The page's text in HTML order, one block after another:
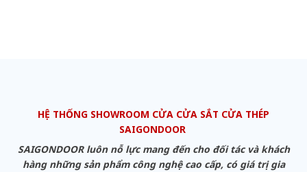
HỆ THỐNG SHOWROOM CỬA CỬA SẮT CỬA THÉP
SAIGONDOOR
SAIGONDOOR luôn nỗ lực mang đến cho đối tác và khách
hàng những sản phẩm công nghệ cao cấp, có giá trị gia